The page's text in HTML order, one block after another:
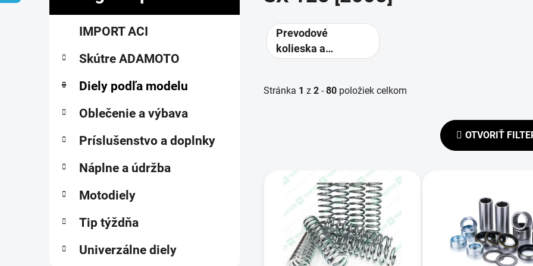
č
kategórieIMPORT ACI
Skútre ADAMOTO
Diely podľa modelu
Oblečenie a výbava
Príslušenstvo a doplnky
Náplne a údržba
Motodiely
Tip týždňa
Univerzálne diely
Prevodové
kolieska a
prevody
Stránka 1 z 2 -80 položiek celkom
OTVORIŤ